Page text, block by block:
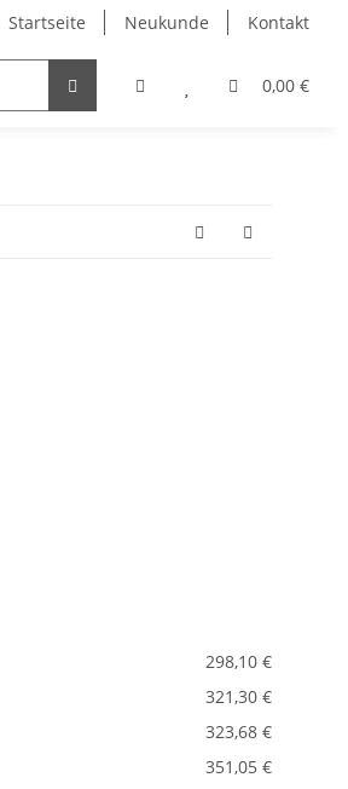
Startseite Neukunde Kontakt
0,00 €
298,10 €
321,30 €
323,68 €
351,05 €